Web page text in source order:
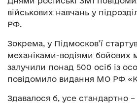
військових навчань у
РФ.
Зокрема, у Підмосков’ї
механіками-водіями бойових
залучили понад 500 осіб із
повідомило видання МО РФ
Здавалося б, усе стандартно